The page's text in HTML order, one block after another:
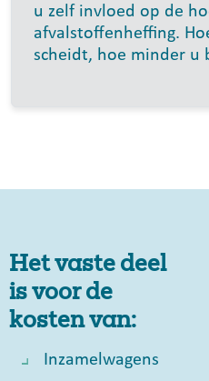
u zelf invloed op de
afvalstoffenheffing.
scheidt, hoe minder u
Het vaste deel
is voor de
kosten van:
Inzamelwagens